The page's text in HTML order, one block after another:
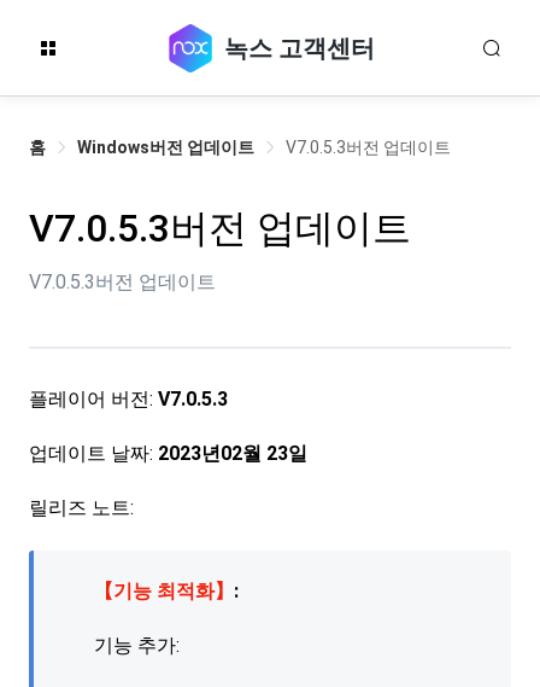
녹스 고객센터
홈 Windows버전 업데이트 V7.0.5.3버전 업데이트
V7.0.5.3버전 업데이트
V7.0.5.3버전 업데이트
플레이어 버전: V7.0.5.3
업데이트 날짜: 2023년02월 23일
릴리즈 노트:
【기능 최적화】 :
기능 추가: